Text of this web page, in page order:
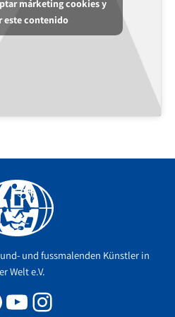
márketing cookies y
este contenido
und fussmalenden Künstler in
Welt e.V.
YouTube
Instagram